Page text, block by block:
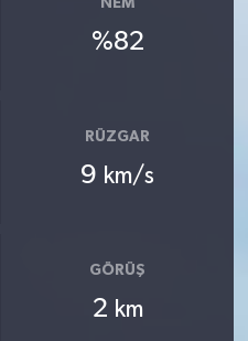
NEM
%82
RÜZGAR
9 km/s
GÖRÜŞ
2 km